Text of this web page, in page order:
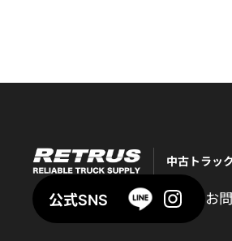
中古トラッ
公式SNS お